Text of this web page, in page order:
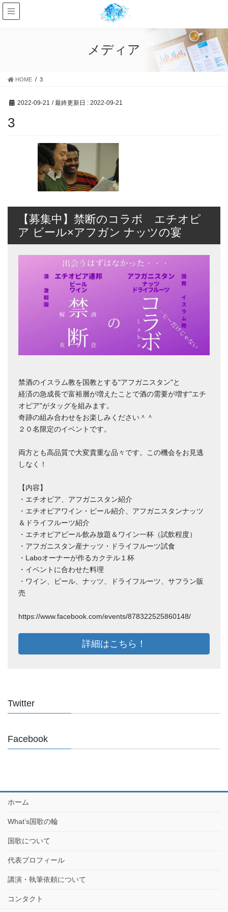
メディア
HOME 3
2022-09-21 / 最終更新日 : 2022-09-21
3
【募集中】禁断のコラボ エチオピ
ア ビール×アフガン ナッツの宴
禁酒のイスラム教を国教とする"アフガニスタン"と
経済の急成長で富裕層が増えたことで酒の需要が増す"エチ
オピア"がタッグを組みます。
奇跡の組み合わせをお楽しみください＾＾
２０名限定のイベントです。
両方とも高品質で大変貴重な品々です。この機会をお見逃
しなく！
【内容】
・エチオピア、アフガニスタン紹介
・エチオピアワイン・ビール紹介、アフガニスタンナッツ
＆ドライフルーツ紹介
・エチオピアビール飲み放題＆ワイン一杯（試飲程度）
・アフガニスタン産ナッツ・ドライフルーツ試食
・Laboオーナーが作るカクテル１杯
・イベントに合わせた料理
・ワイン、ビール、ナッツ、ドライフルーツ、サフラン販
売
https://www.facebook.com/events/878322525860148/
詳細はこちら！
Twitter
Facebook
ホーム
What’s国歌の輪
国歌について
代表プロフィール
講演・執筆依頼について
コンタクト